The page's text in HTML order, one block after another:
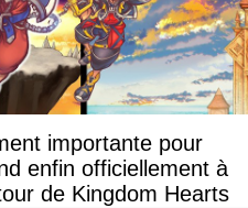
importante pour
enfin officiellement à
de Kingdom Hearts